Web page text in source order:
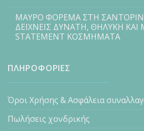
ΜΑΥΡΟ ΦΟΡΕΜΑ ΣΤΗ
ΔΕΙΧΝΕΙΣ ΔΥΝΑΤΗ, ΘΗΛΥΚΗ ΚΑΙ
STATEMENT ΚΟΣΜΗΜΑΤΑ
ΠΛΗΡΟΦΟΡΙΕΣ
Όροι Χρήσης & Ασφάλεια
Πωλήσεις χονδρικής